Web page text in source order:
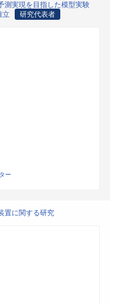
測実現を目指した模型実験
立
研究代表者
ー
置に関する研究